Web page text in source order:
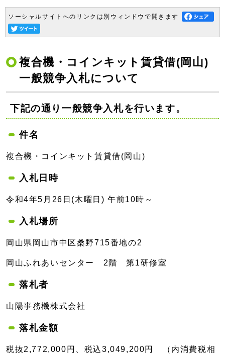
ソーシャルサイトへのリンクは別ウィンドウで開きます
複合機・コインキット賃貸借(岡山)
一般競争入札について
下記の通り一般競争入札を行います。
件名
複合機・コインキット賃貸借(岡山)
入札日時
令和4年5月26日(木曜日) 午前10時～
入札場所
岡山県岡山市中区桑野715番地の2
岡山ふれあいセンター 2階 第1研修室
落札者
山陽事務機株式会社
落札金額
税抜2,772,000円、税込3,049,200円 （内消費税相